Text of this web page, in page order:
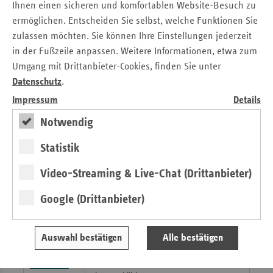
Ihnen einen sicheren und komfortablen Website-Besuch zu
ermöglichen. Entscheiden Sie selbst, welche Funktionen Sie
zulassen möchten. Sie können Ihre Einstellungen jederzeit
in der Fußzeile anpassen. Weitere Informationen, etwa zum
Umgang mit Drittanbieter-Cookies, finden Sie unter
Datenschutz.
Impressum
Details
Notwendig
Statistik
Video-Streaming & Live-Chat (Drittanbieter)
Google (Drittanbieter)
Auswahl bestätigen Alle bestätigen
Bundestag
Krankenkassenverbände appellieren:
Letzte Chance für faire Ausgestaltung
des GKV-Finanzstabilisierungsgesetzes
nutzen
vdek sieht GKV-
Schätzerkreisempfehlung für 2023 mit
28.09.2022
vdek-Zukunftsforum: „Stärkung der
vdek-Zukunftspreis 2022: vdek prämiert
vier Projekte zur Stärkung der
(digitalen) Gesundheitskompetenz